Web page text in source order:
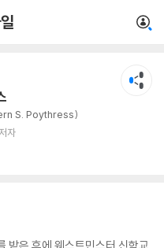
S. Poythress)
자